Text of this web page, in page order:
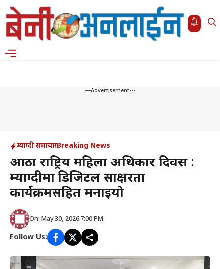
Skip
to
content
---Advertisement---
म्याग्दी समाचारBreaking News
आठौं राष्ट्रिय महिला अधिकार दिवस :
म्याग्दीमा डिजिटल साक्षरता
कार्यक्रमसहित मनाइयो
On: May 30, 2026 7:00 PM
Follow Us: